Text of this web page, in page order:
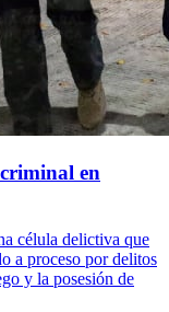
en
célula delictiva que
a proceso por delitos
y la posesión de